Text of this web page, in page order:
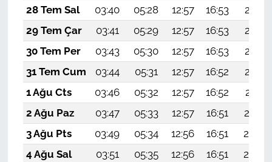
28 Tem Sal
03:40 05:28 12:57 16:53
20:15
29 Tem Çar
03:41 05:29 12:57 16:53
20:14
30 Tem Per
03:43 05:30 12:57 16:53
20:13
31 Tem Cum
03:44 05:31 12:57 16:52
20:12
1 Ağu Cts
03:46 05:32 12:57 16:52
20:11
2 Ağu Paz
03:47 05:33 12:57 16:51
20:10
3 Ağu Pts
03:49 05:34 12:56 16:51
20:09
4 Ağu Sal
03:51 05:35 12:56 16:51
20:07